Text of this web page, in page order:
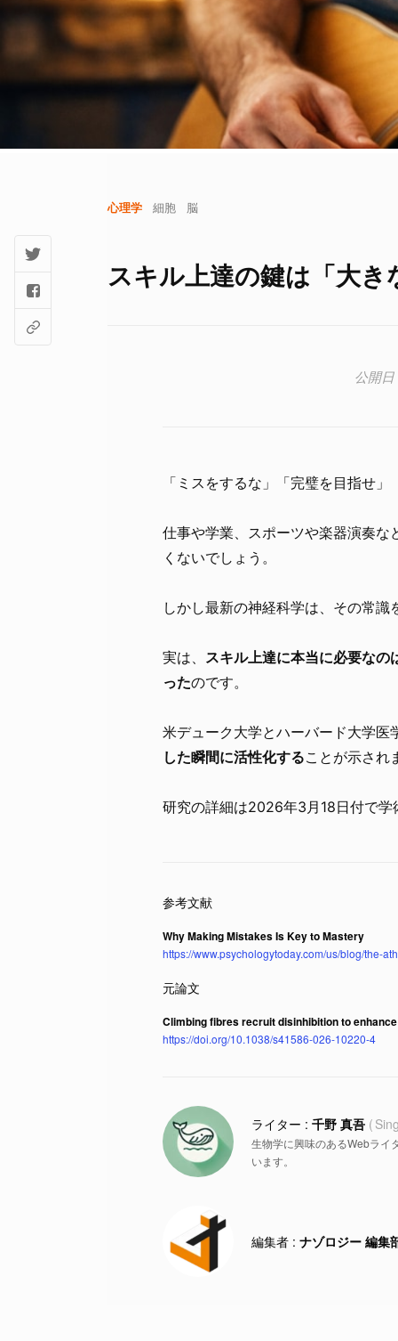
心理学 細胞 脳
スキル上達の鍵は「大
「ミスをするな」「完璧を目指せ」
仕事や学業、スポーツや楽器演奏
くないでしょう。
しかし最新の神経科学は、その常
実は、 スキル上達に本当に必要な
ったのです。
米デューク大学とハーバード大学医
した瞬間に活性化することが示され
研究の詳細は2026年3月18日付で
Why Making Mistakes Is Key to Mastery
https://www.psychologytoday.com/us/blog/the-
Climbing fibres recruit disinhibition to
https://doi.org/10.1038/s41586-026-10220-4
千野 真吾
生物学に興味のあるWebライ
います。
ナゾロジー 編集